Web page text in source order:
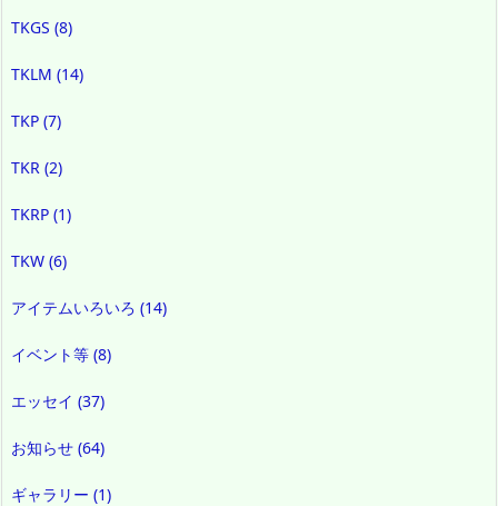
TKGS (8)
TKLM (14)
TKP (7)
TKR (2)
TKRP (1)
TKW (6)
アイテムいろいろ (14)
イベント等 (8)
エッセイ (37)
お知らせ (64)
ギャラリー (1)